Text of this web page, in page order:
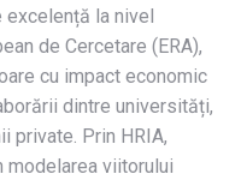
excelență la nivel
de Cercetare (ERA),
cu impact economic
dintre universități,
private. Prin HRIA,
modelarea viitorului